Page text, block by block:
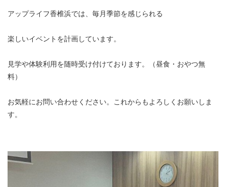
アップライフ香椎浜では、毎月季節を感じられる
楽しいイベントを計画しています。
見学や体験利用を随時受け付けております。（昼食・おやつ無
料）
お気軽にお問い合わせください。これからもよろしくお願いしま
す。